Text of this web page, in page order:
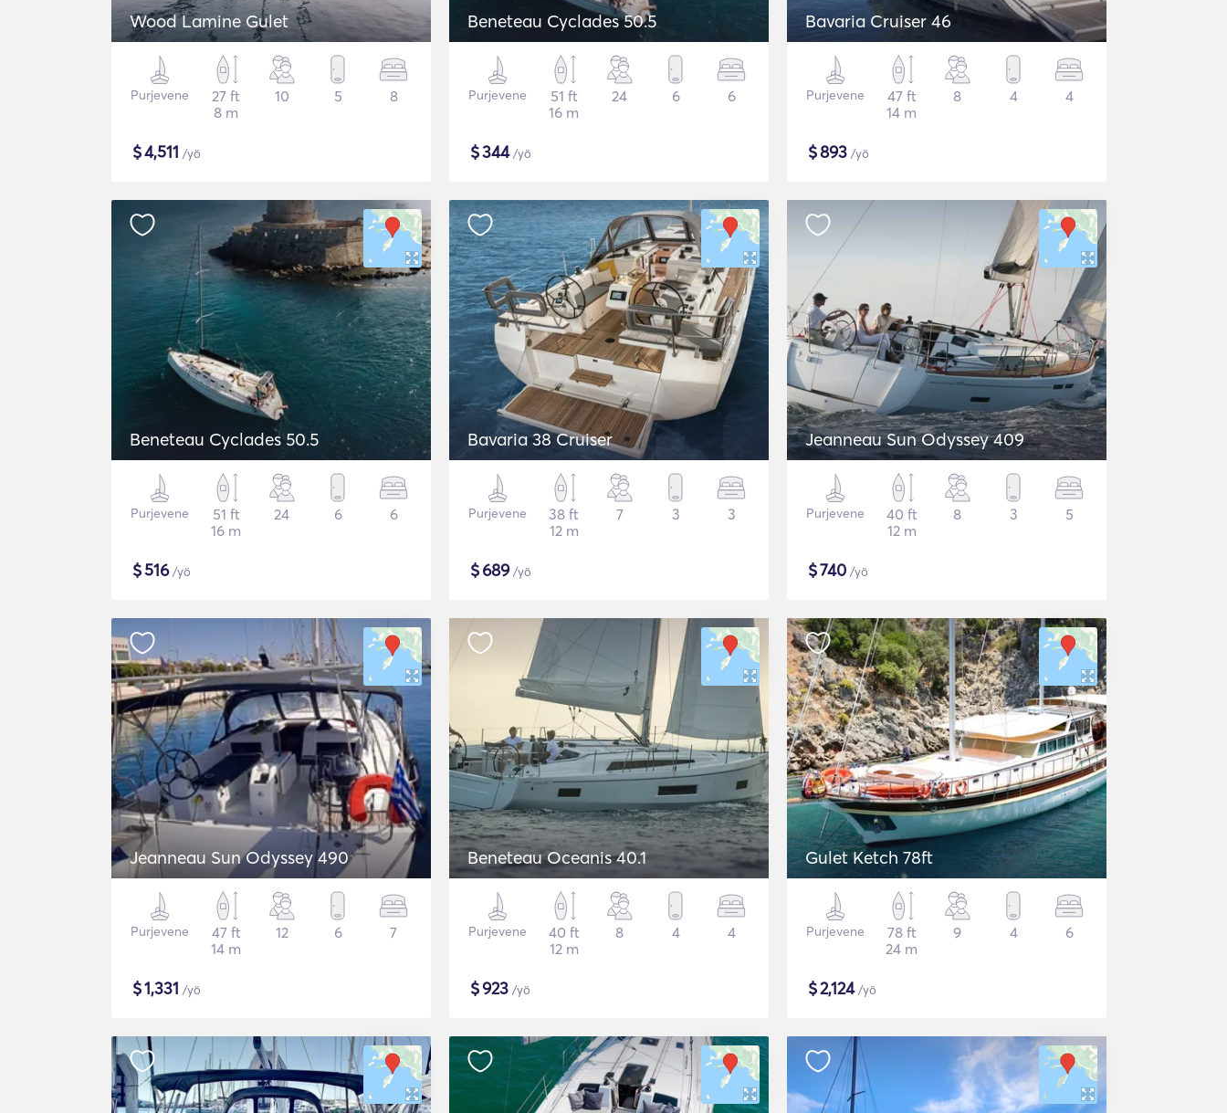
Wood Lamine Gulet
Purjevene
27 ft
8 m
10 5 8
$4,511 /yö
Beneteau Cyclades 50.5
Purjevene
51 ft
16 m
24 6 6
$344/yö
Bavaria Cruiser 46
Purjevene
47 ft
14 m
8 4 4
$893 /yö
Beneteau Cyclades 50.5
Purjevene
51 ft
16 m
24 6 6
$516/yö
Bavaria 38 Cruiser
Purjevene
38 ft
12 m
7 3 3
$689/yö
Jeanneau Sun Odyssey 409
Purjevene
40 ft
12 m
8 3 5
$740 /yö
Jeanneau Sun Odyssey 490
Purjevene
47 ft
14 m
12 6 7
$1,331 /yö
Beneteau Oceanis 40.1
Purjevene
40 ft
12 m
8 4 4
$923 /yö
Gulet Ketch 78ft
Purjevene
78 ft
24 m
9 4 6
$2,124/yö